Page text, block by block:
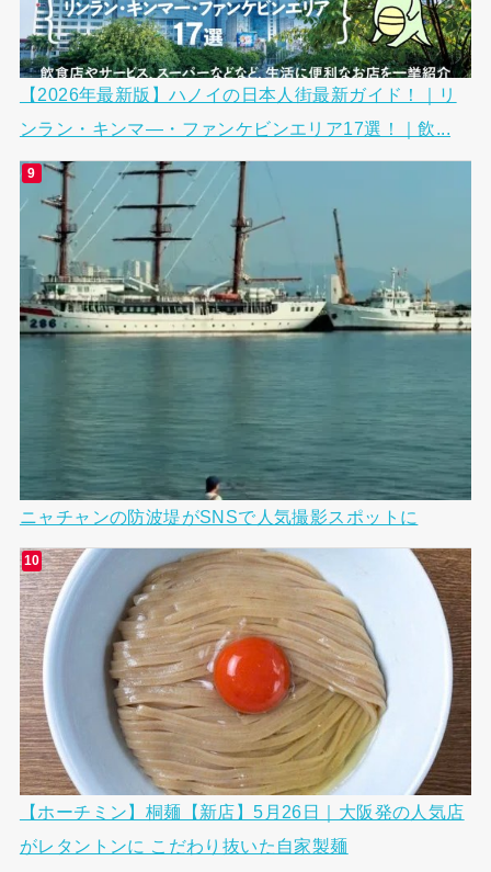
【2026年最新版】ハノイの日本人街最新ガイド！｜リ
ンラン・キンマ―・ファンケビンエリア17選！｜飲...
ニャチャンの防波堤がSNSで人気撮影スポットに
【ホーチミン】桐麺【新店】5月26日｜大阪発の人気店
がレタントンに こだわり抜いた自家製麺